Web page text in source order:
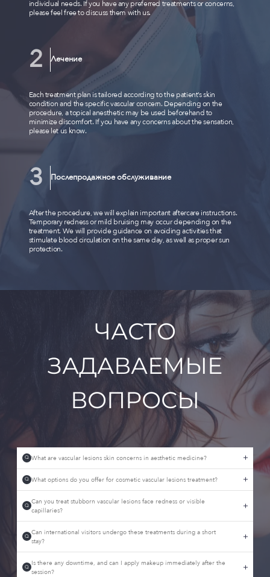
individual needs. If you have any preferred treatments or concerns,
please feel free to discuss them with us.
Лечение
Each treatment plan is tailored according to the patient’s skin
condition and the specific vascular concern. Depending on the
procedure, a topical anesthetic may be used beforehand to
minimize discomfort. If you have any concerns about the sensation,
please let us know.
Послепродажное обслуживание
After the procedure, we will explain important aftercare instructions.
Temporary redness or mild bruising may occur depending on the
treatment. We will provide guidance on avoiding activities that
stimulate blood circulation on the same day, as well as proper sun
protection.
ЧАСТО
ЗАДАВАЕМЫЕ
ВОПРОСЫ
Q What are vascular lesions skin concerns in aesthetic medicine?
Q What options do you offer for cosmetic vascular lesions treatment?
Q Can you treat stubborn vascular lesions face redness or visible
capillaries?
Q Can international visitors undergo these treatments during a short
stay?
Q Is there any downtime, and can I apply makeup immediately after the
session?